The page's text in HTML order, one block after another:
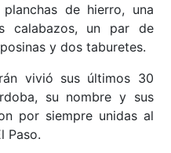
de hierro, una
calabazos, un par de
y dos taburetes.
vivió sus últimos 30
su nombre y sus
por siempre unidas al
Paso.